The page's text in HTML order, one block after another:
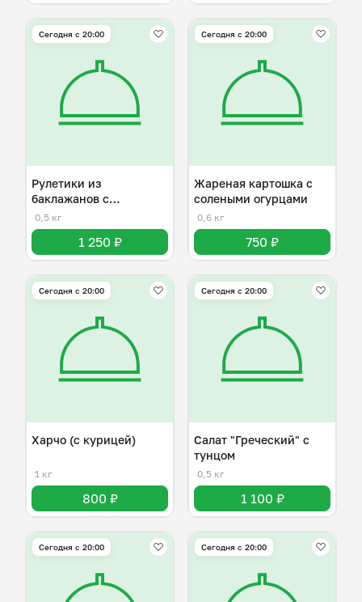
Сегодня с 20:00
Рулетики из
баклажанов с
разнывми начинками
0,5 кг
1 250 ₽
Сегодня с 20:00
Жареная картошка с
солеными огурцами
0,6 кг
750 ₽
Сегодня с 20:00
Харчо (с курицей)
1 кг
800 ₽
Сегодня с 20:00
Салат "Греческий" с
тунцом
0,5 кг
1 100 ₽
Сегодня с 20:00 Сегодня с 20:00